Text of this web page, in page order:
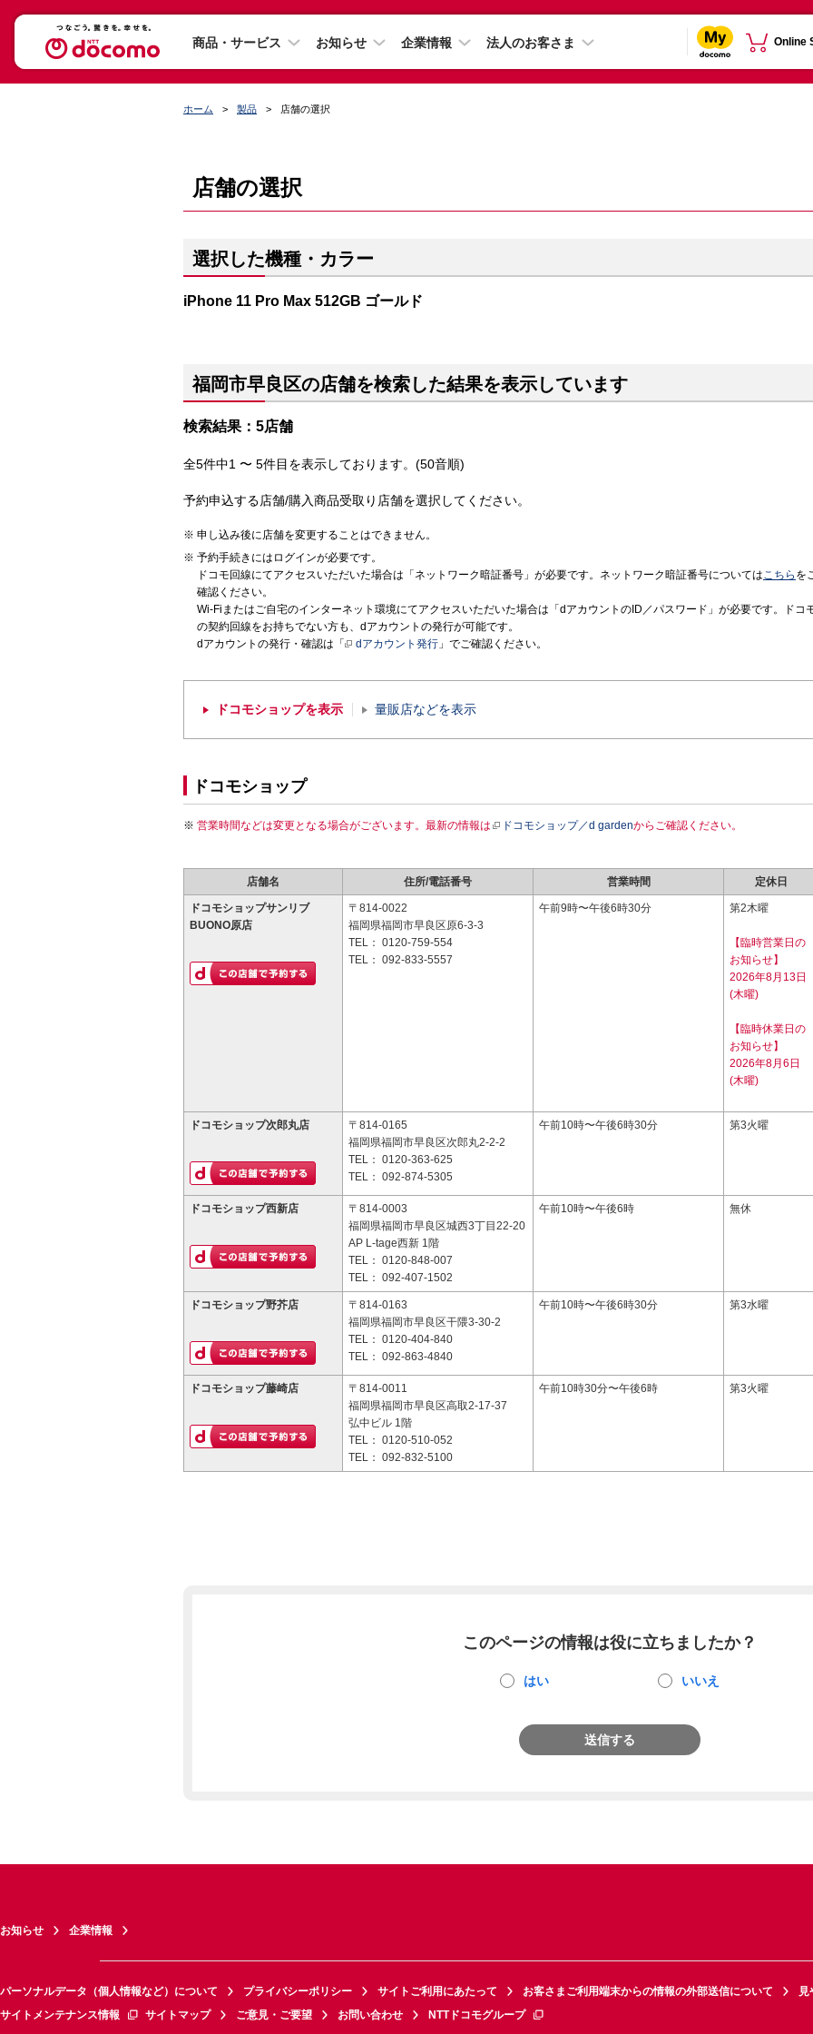
商品・サービス お知らせ 企業情報 法人のお客さま Online
ホーム 製品 店舗の選択
店舗の選択
選択した機種・カラー
iPhone 11 Pro Max 512GB ゴールド
福岡市早良区の店舗を検索した結果を表示しています
検索結果：5店舗
全5件中1 〜 5件目を表示しております。(50音順)
予約申込する店舗/購入商品受取り店舗を選択してください。
申し込み後に店舗を変更することはできません。
予約手続きにはログインが必要です。
ドコモ回線にてアクセスいただいた場合は「ネットワーク暗証番号」が必要です。ネットワーク暗証番号についてはこちら を
確認ください。
Wi-Fiまたはご自宅のインターネット環境にてアクセスいただいた場合は「dアカウントのID／パスワード」が必要です。ドコ
の契約回線をお持ちでない方も、dアカウントの発行が可能です。
dアカウントの発行・確認は「
dアカウント発行 」でご確認ください。
ドコモショップを表示 量販店などを表示
ドコモショップ
営業時間などは変更となる場合がございます。最新の情報は ドコモショップ／d gardenからご確認ください。
店舗名 住所/電話番号 営業時間 定休日
ドコモショップサンリブ
BUONO原店
〒814-0022
福岡県福岡市早良区原6-3-3
TEL： 0120-759-554
TEL： 092-833-5557
午前9時〜午後6時30分 第2木曜
【臨時営業日の
お知らせ】
2026年8月13日
(木曜)
【臨時休業日の
お知らせ】
2026年8月6日
(木曜)
ドコモショップ次郎丸店
〒814-0165
福岡県福岡市早良区次郎丸2-2-2
TEL： 0120-363-625
TEL： 092-874-5305
午前10時〜午後6時30分 第3火曜
ドコモショップ西新店
〒814-0003
福岡県福岡市早良区城西3丁目22-20
AP L-tage西新 1階
TEL： 0120-848-007
TEL： 092-407-1502
午前10時〜午後6時 無休
ドコモショップ野芥店
〒814-0163
福岡県福岡市早良区干隈3-30-2
TEL： 0120-404-840
TEL： 092-863-4840
午前10時〜午後6時30分 第3水曜
ドコモショップ藤崎店
〒814-0011
福岡県福岡市早良区高取2-17-37
弘中ビル 1階
TEL： 0120-510-052
TEL： 092-832-5100
午前10時30分〜午後6時 第3火曜
このページの情報は役に立ちましたか？
はい いいえ
送信する
お知らせ 企業情報
パーソナルデータ（個人情報など）について プライバシーポリシー サイトご利用にあたって お客さまご利用端末からの情報の外部送信について
見
サイトメンテナンス情報
サイトマップ ご意見・ご要望 お問い合わせ NTTドコモグループ